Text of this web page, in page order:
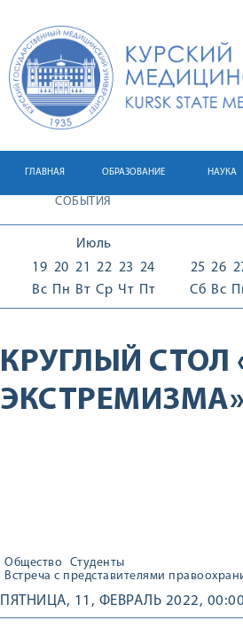
ГЛАВНАЯ ОБРАЗОВАНИЕ НАУКА
СОБЫТИЯ
Июль
19
Вс
20
Пн
21
Вт
22
Ср
23
Чт
24
Пт
25
Сб
26
Вс
КРУГЛЫЙ СТОЛ
Общество Студенты
Встреча с представителями
ПЯТНИЦА, 11, ФЕВРАЛЬ 2022, 00:00